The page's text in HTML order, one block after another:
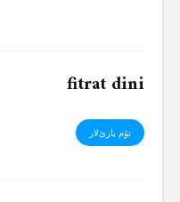
fitrat dini
تۆم یازئ‌لار